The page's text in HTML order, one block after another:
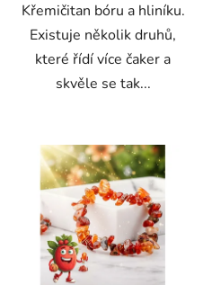
Křemičitan bóru a hliníku.
Existuje několik druhů,
které řídí více čaker a
skvěle se tak...